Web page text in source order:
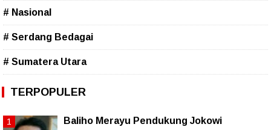
# Nasional
# Serdang Bedagai
# Sumatera Utara
TERPOPULER
Baliho Merayu Pendukung Jokowi